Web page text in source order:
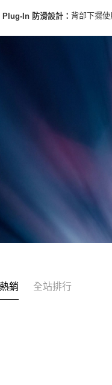
Plug-In 防滑設計：背部下擺
銷 全站排行